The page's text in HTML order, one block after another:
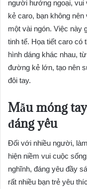
người hướng ngoại, vui
kẻ caro, bạn không
một vài ngón. Việc này
tinh tế. Họa tiết caro
hình dáng khác nhau,
đường kẻ lớn, tạo nên
đôi tay.
Mẫu móng
đáng yêu
Đối với nhiều người,
hiện niềm vui cuộc
nghĩnh, đáng yêu đầy
rất nhiều bạn trẻ yêu